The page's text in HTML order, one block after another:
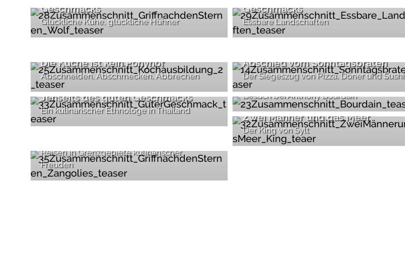
Geschmacks
Glückliche Kühe, glückliche Hühner
Geschmacks
Essbare Landschaften
Die Küche ist kein Ponyhof
Abschneiden, Abschmecken, Abbrechen
Abschied vom Sonntagsbraten
Der Siegeszug von Pizza, Döner und Sushi
Jenseits des guten Geschmacks
Ein kulinarischer Ethnologe in Thailand
Küchenchef, Weltenbummler ,
Fernsehstar
Besuch bei Anthony Bourdain
Zwei Männer und das Meer
Der King von Sylt
Reisen in Grenzgebiete kulinarischer
Freuden